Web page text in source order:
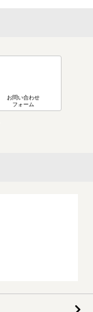
お問い合わせ
フォーム